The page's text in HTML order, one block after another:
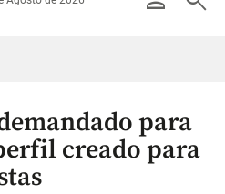
para
creado para